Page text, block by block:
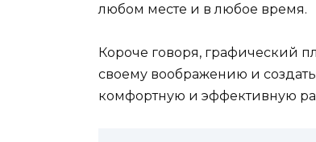
любом месте и в любое время.
Короче говоря, графический
своему воображению и создать
комфортную и эффективную